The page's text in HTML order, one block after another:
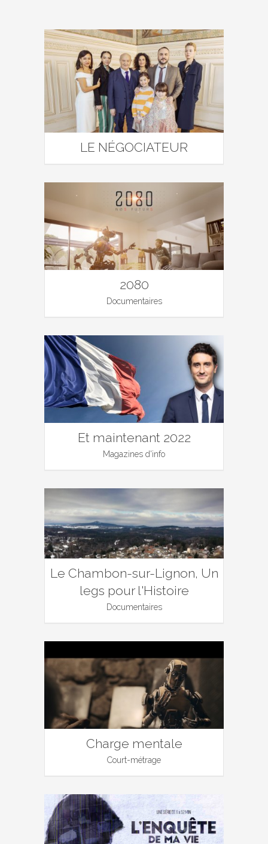
LE NÉGOCIATEUR
2080
Documentaires
Et maintenant 2022
Magazines d'info
Le Chambon-sur-Lignon, Un
legs pour l'Histoire
Documentaires
Charge mentale
Court-métrage